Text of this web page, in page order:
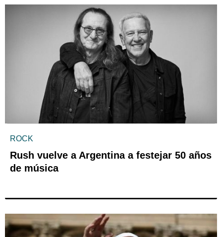
ROCK
Rush vuelve a Argentina a festejar 50 años
de música